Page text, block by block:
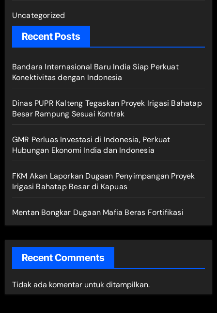
Uncategorized
Recent Posts
Bandara Internasional Baru India Siap Perkuat
Konektivitas dengan Indonesia
Dinas PUPR Kalteng Tegaskan Proyek Irigasi Bahatap
Besar Rampung Sesuai Kontrak
GMR Perluas Investasi di Indonesia, Perkuat
Hubungan Ekonomi India dan Indonesia
FKM Akan Laporkan Dugaan Penyimpangan Proyek
Irigasi Bahatap Besar di Kapuas
Mentan Bongkar Dugaan Mafia Beras Fortifikasi
Recent Comments
Tidak ada komentar untuk ditampilkan.